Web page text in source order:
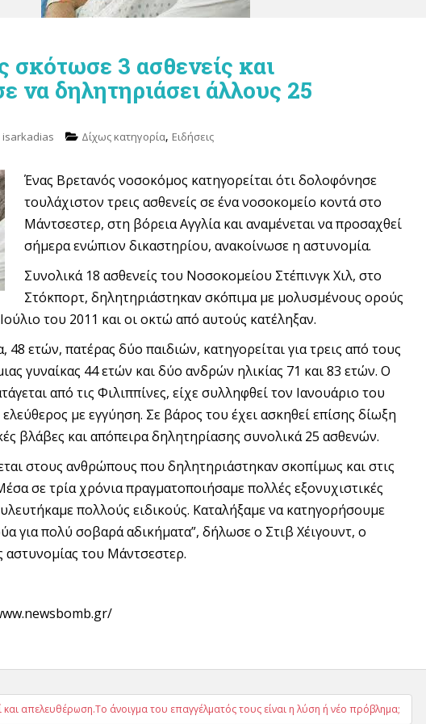
3 ασθενείς και
να δηλητηριάσει άλλους 25
isarkadias Δίχως κατηγορία, Ειδήσεις
Ένας Βρετανός νοσοκόμος κατηγορείται ότι δολοφόνησε
τουλάχιστον τρεις ασθενείς σε ένα νοσοκομείο κοντά στο
Μάντσεστερ, στη βόρεια Αγγλία και αναμένεται να προσαχθεί
σήμερα ενώπιον δικαστηρίου, ανακοίνωσε η αστυνομία.
Συνολικά 18 ασθενείς του Νοσοκομείου Στέπινγκ Χιλ, στο
Στόκπορτ, δηλητηριάστηκαν σκόπιμα με μολυσμένους ορούς
του 2011 και οι οκτώ από αυτούς κατέληξαν.
ετών, πατέρας δύο παιδιών, κατηγορείται για τρεις από τους
γυναίκας 44 ετών και δύο ανδρών ηλικίας 71 και 83 ετών. Ο
από τις Φιλιππίνες, είχε συλληφθεί τον Ιανουάριο του
με εγγύηση. Σε βάρος του έχει ασκηθεί επίσης δίωξη
βλάβες και απόπειρα δηλητηρίασης συνολικά 25 ασθενών.
στους ανθρώπους που δηλητηριάστηκαν σκοπίμως και στις
σε τρία χρόνια πραγματοποιήσαμε πολλές εξονυχιστικές
πολλούς ειδικούς. Καταλήξαμε να κατηγορήσουμε
για πολύ σοβαρά αδικήματα”, δήλωσε ο Στιβ Χέιγουντ, ο
αστυνομίας του Μάντσεστερ.
απελευθέρωση.Το άνοιγµα του επαγγέλµατός τους είναι η λύση ή νέο πρόβληµα;